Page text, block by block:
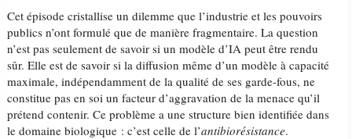
Cet épisode cristallise un dilemme que l’industrie et les pouvoirs
publics n’ont formulé que de manière fragmentaire. La question
n’est pas seulement de savoir si un modèle d’IA peut être rendu
sûr. Elle est de savoir si la diffusion même d’un modèle à capacité
maximale, indépendamment de la qualité de ses garde-fous, ne
constitue pas en soi un facteur d’aggravation de la menace qu’il
prétend contenir. Ce problème a une structure bien identifiée dans
le domaine biologique : c’est celle de l’antibiorésistance.